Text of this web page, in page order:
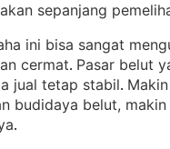
sepanjang
ini bisa sangat
cermat. Pasar belut
jual tetap stabil.
budidaya belut,
.